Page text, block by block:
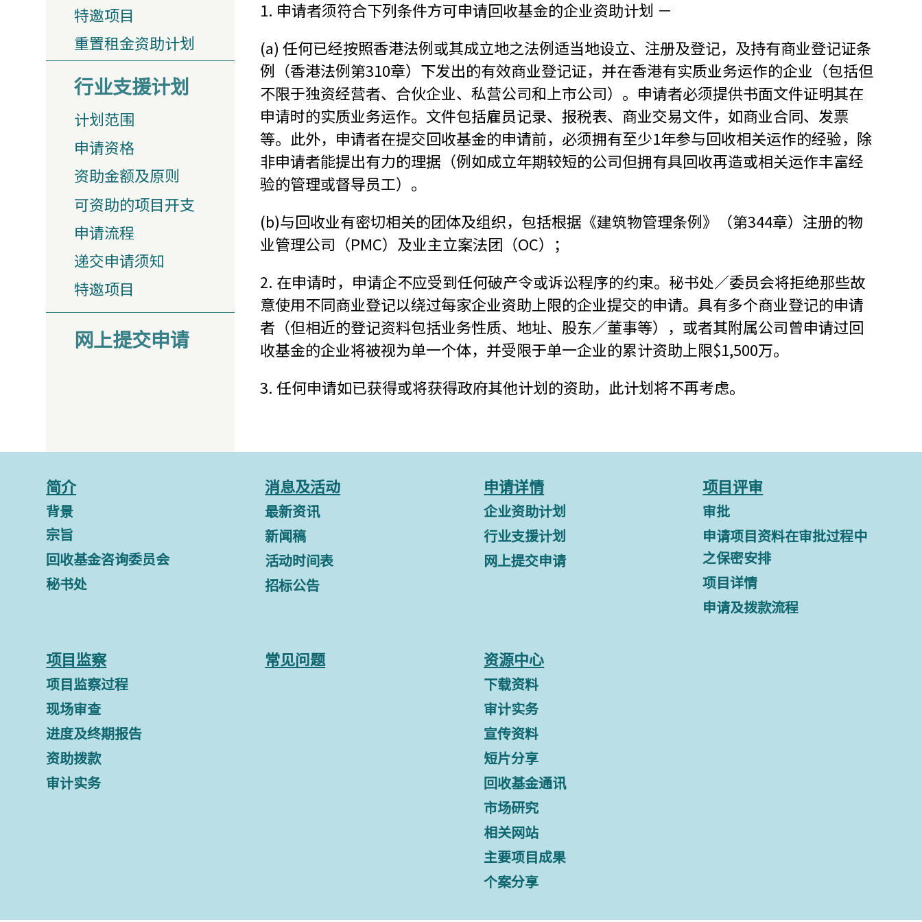
特邀项目
重置租金资助计划
行业支援计划
计划范围
申请资格
资助金额及原则
可资助的项目开支
申请流程
递交申请须知
特邀项目
网上提交申请
1. 申请者须符合下列条件方可申请回收基金的企业资助计划 －
(a) 任何已经按照香港法例或其成立地之法例适当地设立、注册及登记，及持有商业登记证条
例（香港法例第310章）下发出的有效商业登记证，并在香港有实质业务运作的企业（包括但
不限于独资经营者、合伙企业、私营公司和上市公司）。申请者必须提供书面文件证明其在
申请时的实质业务运作。文件包括雇员记录、报税表、商业交易文件，如商业合同、发票
等。此外，申请者在提交回收基金的申请前，必须拥有至少1年参与回收相关运作的经验，除
非申请者能提出有力的理据（例如成立年期较短的公司但拥有具回收再造或相关运作丰富经
验的管理或督导员工）。
(b)与回收业有密切相关的团体及组织，包括根据《建筑物管理条例》（第344章）注册的物
业管理公司（PMC）及业主立案法团（OC）；
2. 在申请时，申请企不应受到任何破产令或诉讼程序的约束。秘书处／委员会将拒绝那些故
意使用不同商业登记以绕过每家企业资助上限的企业提交的申请。具有多个商业登记的申请
者（但相近的登记资料包括业务性质、地址、股东／董事等），或者其附属公司曾申请过回
收基金的企业将被视为单一个体，并受限于单一企业的累计资助上限$1,500万。
3. 任何申请如已获得或将获得政府其他计划的资助，此计划将不再考虑。
简介
背景
宗旨
回收基金咨询委员会
秘书处
消息及活动
最新资讯
新闻稿
活动时间表
招标公告
申请详情
企业资助计划
行业支援计划
网上提交申请
项目评审
审批
申请项目资料在审批过程中
之保密安排
项目详情
申请及拨款流程
项目监察
项目监察过程
现场审查
进度及终期报告
资助拨款
审计实务
常见问题 资源中心
下载资料
审计实务
宣传资料
短片分享
回收基金通讯
市场研究
相关网站
主要项目成果
个案分享